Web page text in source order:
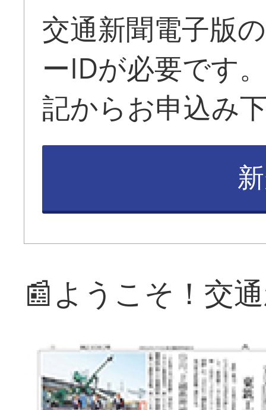
交通新聞電子版
ーIDが必要です
記からお申込み
📰ようこそ！交